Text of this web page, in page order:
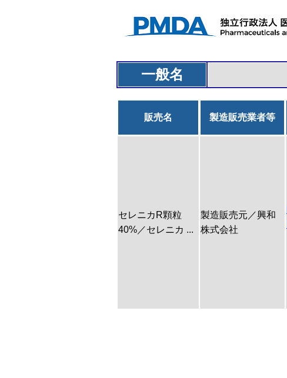
一般名
販売名 製造販売業者等
セレニカR顆粒
40%／セレニカ ...
製造販売元／興和
株式会社